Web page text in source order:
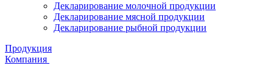
Декларирование молочной продукции
Декларирование мясной продукции
Декларирование рыбной продукции
Продукция
Компания